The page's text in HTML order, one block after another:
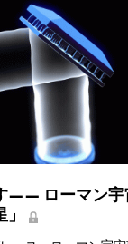
—— ローマン